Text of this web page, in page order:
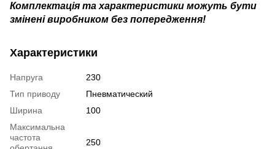
Комплектація та характеристики можуть бути
змінені виробником без попередження!
Характеристики
Напруга
230
Тип приводу
Пневматический
Ширина
100
Максимальна
частота
250